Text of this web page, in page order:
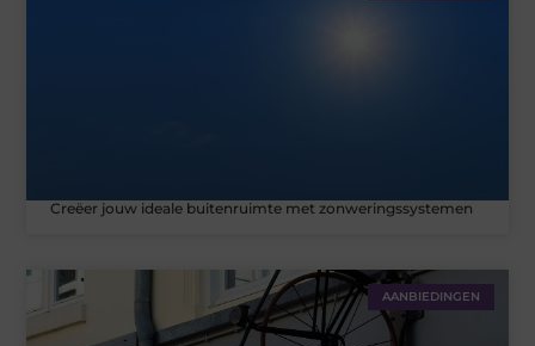
Creëer jouw ideale buitenruimte met zonweringssystemen
AANBIEDINGEN